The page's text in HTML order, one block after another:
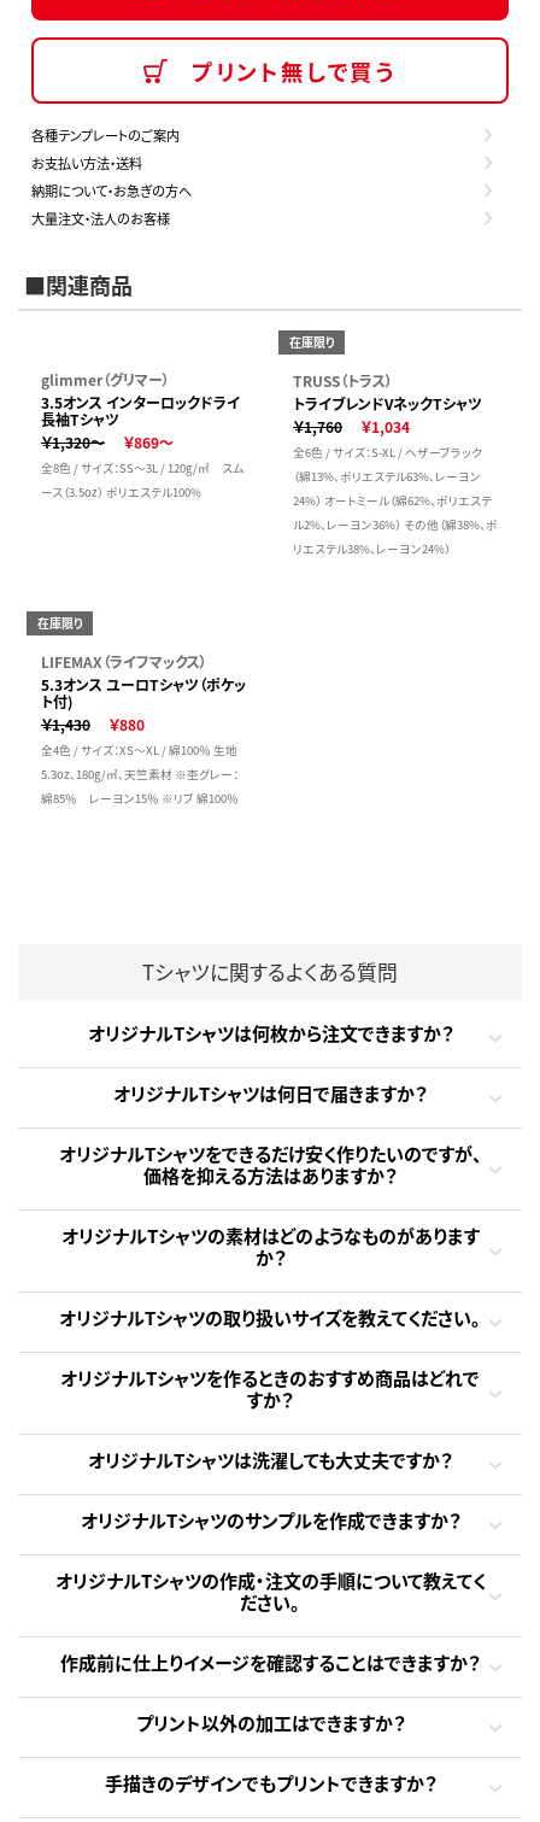
プリント無しで買う
各種テンプレートのご案内
お支払い方法・送料
納期について・お急ぎの方へ
大量注文・法人のお客様
■関連商品
glimmer（グリマー）
3.5オンス インターロックドライ
長袖Tシャツ
￥1,320～
￥869～
全8色 / サイズ：SS～3L / 120g/㎡ スム
ース（3.5oz） ポリエステル100%
在庫限り
TRUSS（トラス）
トライブレンドVネックTシャツ
￥1,760
￥1,034
全6色 / サイズ：S-XL / ヘザーブラック
（綿13%、ポリエステル63%、レーヨン
24%） オートミール（綿62%、ポリエステ
ル2%、レーヨン36%） その他（綿38%、ポ
リエステル38%、レーヨン24%）
在庫限り
LIFEMAX（ライフマックス）
5.3オンス ユーロTシャツ（ポケッ
ト付)
￥1,430
￥880
全4色 / サイズ：XS～XL / 綿100％ 生地
5.3oz、180g/㎡、天竺素材 ※杢グレー：
綿85％ レーヨン15％ ※リブ 綿100％
Tシャツに関するよくある質問
オリジナルTシャツは何枚から注文できますか？
オリジナルTシャツは何日で届きますか？
オリジナルTシャツをできるだけ安く作りたいのですが、
価格を抑える方法はありますか？
オリジナルTシャツの素材はどのようなものがあります
か？
オリジナルTシャツの取り扱いサイズを教えてください。
オリジナルTシャツを作るときのおすすめ商品はどれで
すか？
オリジナルTシャツは洗濯しても大丈夫ですか？
オリジナルTシャツのサンプルを作成できますか？
オリジナルTシャツの作成・注文の手順について教えてく
ださい。
作成前に仕上りイメージを確認することはできますか？
プリント以外の加工はできますか？
手描きのデザインでもプリントできますか？